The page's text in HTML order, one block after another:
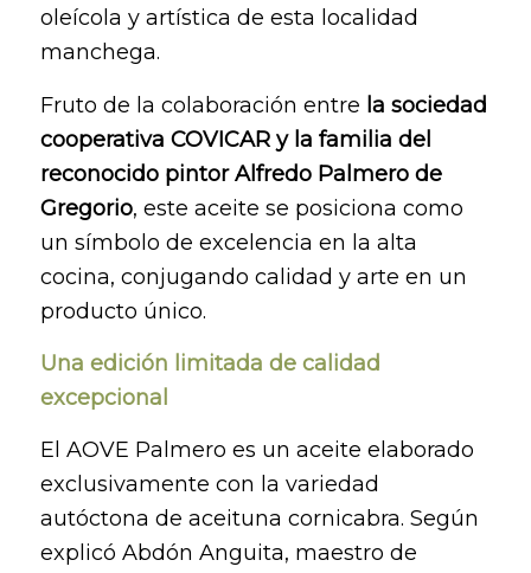
oleícola y artística de esta localidad
manchega.
Fruto de la colaboración entre la sociedad
cooperativa COVICAR y la familia del
reconocido pintor Alfredo Palmero de
Gregorio, este aceite se posiciona como
un símbolo de excelencia en la alta
cocina, conjugando calidad y arte en un
producto único.
Una edición limitada de calidad
excepcional
El AOVE Palmero es un aceite elaborado
exclusivamente con la variedad
autóctona de aceituna cornicabra. Según
explicó Abdón Anguita, maestro de